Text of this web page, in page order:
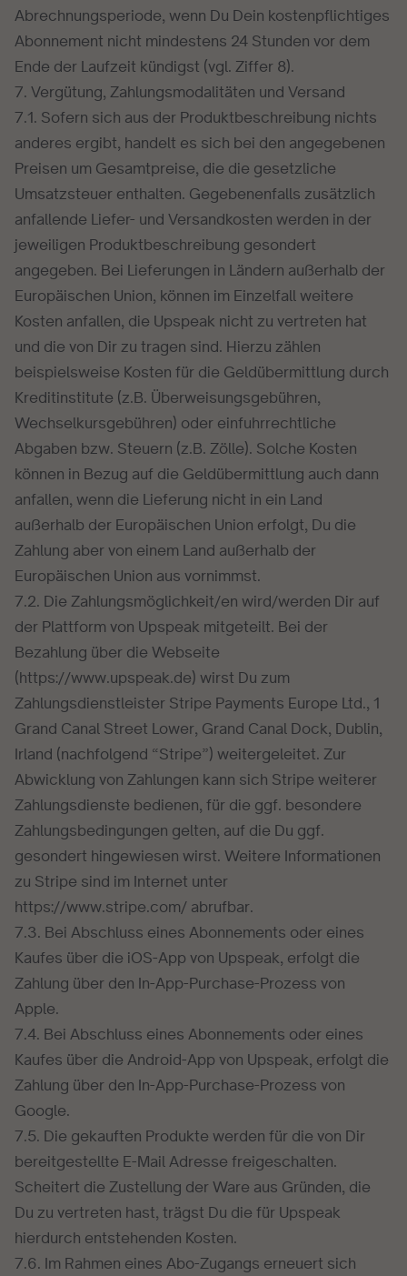
Abrechnungsperiode, wenn Du Dein kostenpflichtiges
Abonnement nicht mindestens 24 Stunden vor dem
Ende der Laufzeit kündigst (vgl. Ziffer 8).
7. Vergütung, Zahlungsmodalitäten und Versand
7.1. Sofern sich aus der Produktbeschreibung nichts
anderes ergibt, handelt es sich bei den angegebenen
Preisen um Gesamtpreise, die die gesetzliche
Umsatzsteuer enthalten. Gegebenenfalls zusätzlich
anfallende Liefer- und Versandkosten werden in der
jeweiligen Produktbeschreibung gesondert
angegeben. Bei Lieferungen in Ländern außerhalb der
Europäischen Union, können im Einzelfall weitere
Kosten anfallen, die Upspeak nicht zu vertreten hat
und die von Dir zu tragen sind. Hierzu zählen
beispielsweise Kosten für die Geldübermittlung durch
Kreditinstitute (z.B. Überweisungsgebühren,
Wechselkursgebühren) oder einfuhrrechtliche
Abgaben bzw. Steuern (z.B. Zölle). Solche Kosten
können in Bezug auf die Geldübermittlung auch dann
anfallen, wenn die Lieferung nicht in ein Land
außerhalb der Europäischen Union erfolgt, Du die
Zahlung aber von einem Land außerhalb der
Europäischen Union aus vornimmst.
7.2. Die Zahlungsmöglichkeit/en wird/werden Dir auf
der Plattform von Upspeak mitgeteilt. Bei der
Bezahlung über die Webseite
(https://www.upspeak.de) wirst Du zum
Zahlungsdienstleister Stripe Payments Europe Ltd., 1
Grand Canal Street Lower, Grand Canal Dock, Dublin,
Irland (nachfolgend “Stripe”) weitergeleitet. Zur
Abwicklung von Zahlungen kann sich Stripe weiterer
Zahlungsdienste bedienen, für die ggf. besondere
Zahlungsbedingungen gelten, auf die Du ggf.
gesondert hingewiesen wirst. Weitere Informationen
zu Stripe sind im Internet unter
https://www.stripe.com/ abrufbar.
7.3. Bei Abschluss eines Abonnements oder eines
Kaufes über die iOS-App von Upspeak, erfolgt die
Zahlung über den In-App-Purchase-Prozess von
Apple.
7.4. Bei Abschluss eines Abonnements oder eines
Kaufes über die Android-App von Upspeak, erfolgt die
Zahlung über den In-App-Purchase-Prozess von
Google.
7.5. Die gekauften Produkte werden für die von Dir
bereitgestellte E-Mail Adresse freigeschalten.
Scheitert die Zustellung der Ware aus Gründen, die
Du zu vertreten hast, trägst Du die für Upspeak
hierdurch entstehenden Kosten.
7.6. Im Rahmen eines Abo-Zugangs erneuert sich